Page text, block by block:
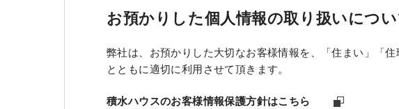
お預かりした個人情報の取り扱いにつ
弊社は、お預かりした大切なお客様情報を、「住まい」「
とともに適切に利用させて頂きます。
積水ハウスのお客様情報保護方針はこちら